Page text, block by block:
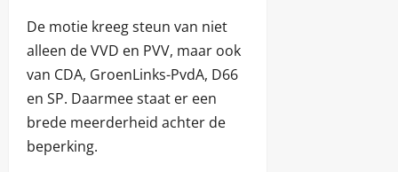
De motie kreeg steun van niet
alleen de VVD en PVV, maar ook
van CDA, GroenLinks-PvdA, D66
en SP. Daarmee staat er een
brede meerderheid achter de
beperking.